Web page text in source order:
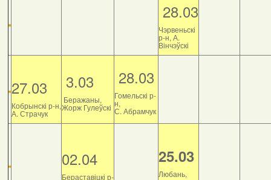
28.03
Чэрвеньскі
р-н, А.
Вінчэўскі
27.03
Кобрынскі р-н,
А. Страчук
3.03
Беражаны,
Жорж Гулеўскі
28.03
Гомельскі р-
н,
С. Абрамчук
02.04
Бераставіцкі р-
25.03
Любань,